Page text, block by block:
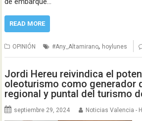
READ MORE
OPINIÓN #Any_Altamirano, hoylunes
Jordi Hereu reivindica el
oleoturismo como generador
regional y puntal del turismo
septiembre 29, 2024 Noticias Valencia -